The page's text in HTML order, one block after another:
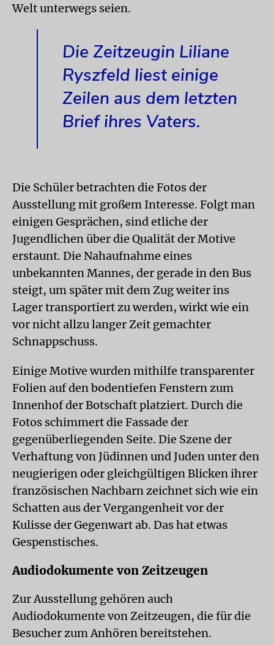
Welt unterwegs seien.
Die Zeitzeugin Liliane
Rysz­feld liest einige
Zeilen aus dem letzten
Brief ihres Vaters.
Die Schüler betrachten die Fotos der
Ausstellung mit großem Interesse. Folgt man
einigen Gesprächen, sind etliche der
Jugendlichen über die Qualität der Motive
erstaunt. Die Nahaufnahme eines
unbekannten Mannes, der gerade in den Bus
steigt, um später mit dem Zug weiter ins
Lager transportiert zu werden, wirkt wie ein
vor nicht allzu langer Zeit gemachter
Schnappschuss.
Einige Motive wurden mithilfe transparenter
Folien auf den bodentiefen Fenstern zum
Innenhof der Botschaft platziert. Durch die
Fotos schimmert die Fassade der
gegenüberliegenden Seite. Die Szene der
Verhaftung von Jüdinnen und Juden unter den
neugierigen oder gleichgültigen Blicken ihrer
französischen Nachbarn zeichnet sich wie ein
Schatten aus der Vergangenheit vor der
Kulisse der Gegenwart ab. Das hat etwas
Gespenstisches.
Audiodokumente von Zeitzeugen
Zur Ausstellung gehören auch
Audiodokumente von Zeitzeugen, die für die
Besucher zum Anhören bereitstehen.